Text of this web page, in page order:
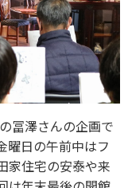
冨澤さんの企画で
曜日の午前中はフ
家住宅の安泰や来